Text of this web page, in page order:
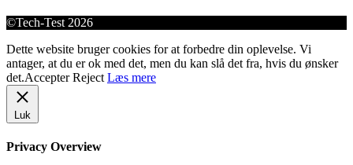
©Tech-Test 2026
Dette website bruger cookies for at forbedre din oplevelse. Vi
antager, at du er ok med det, men du kan slå det fra, hvis du ønsker
det.Accepter Reject Læs mere
Luk
Privacy Overview